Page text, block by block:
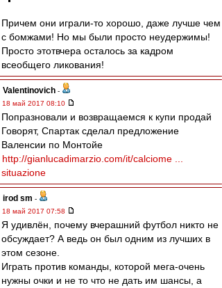
Причем они играли-то хорошо, даже лучше чем
с бомжами! Но мы были просто неудержимы!
Просто этотвчера осталось за кадром
всеобщего ликования!
Valentinovich -
18 май 2017 08:10
Попразновали и возвращаемся к купи продай
Говорят, Спартак сделал предложение
Валенсии по Монтойе
http://gianlucadimarzio.com/it/calciome ...
situazione
irod sm -
18 май 2017 07:58
Я удивлён, почему вчерашний футбол никто не
обсуждает? А ведь он был одним из лучших в
этом сезоне.
Играть против команды, которой мега-очень
нужны очки и не то что не дать им шансы, а